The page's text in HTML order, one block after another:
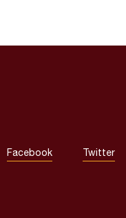
Facebook Twitter